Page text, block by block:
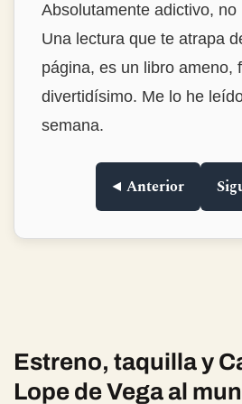
Absolutamente adictivo, no
Una lectura que te atrapa
página, es un libro ameno,
divertidísimo. Me lo he
semana.
◀ Anterior
Estreno, taquilla y
Lope de Vega al